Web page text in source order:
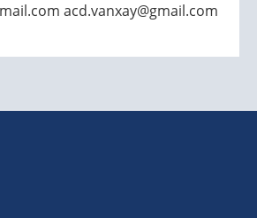
acd.vanxay@gmail.com